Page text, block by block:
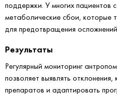
поддержки. У многих пациентов
метаболические сбои, которые
для предотвращения
Результаты
Регулярный мониторинг
позволяет выявлять
препаратов и адаптировать